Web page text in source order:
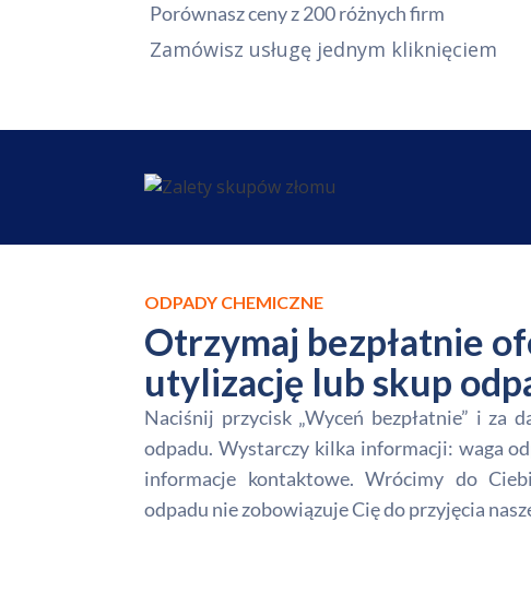
Porównasz ceny z 200 różnych firm
Zamówisz usługę jednym kliknięciem
ODPADY CHEMICZNE
Otrzymaj bezpłatnie
utylizację lub skup
Naciśnij przycisk „Wyceń bezpłatnie” i za
odpadu. Wystarczy kilka informacji: waga
informacje kontaktowe. Wrócimy do
odpadu nie zobowiązuje Cię do przyjęcia